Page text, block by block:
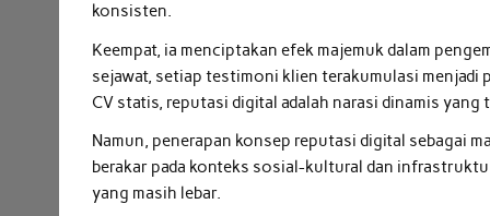
konsisten.
Keempat, ia menciptakan efek majemuk dalam
sejawat, setiap testimoni klien terakumulasi
CV statis, reputasi digital adalah narasi dinamis
Namun, penerapan konsep reputasi digital sebagai
berakar pada konteks sosial-kultural dan
yang masih lebar.